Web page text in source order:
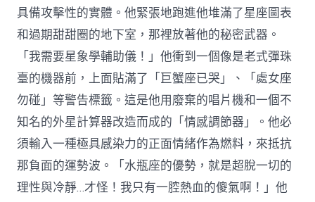
具備攻擊性的實體。他緊張地跑進他堆滿了星座圖表
和過期甜甜圈的地下室，那裡放著他的秘密武器。
「我需要星象學輔助儀！」他衝到一個像是老式彈珠
臺的機器前，上面貼滿了「巨蟹座已哭」、「處女座
勿碰」等警告標籤。這是他用廢棄的唱片機和一個不
知名的外星計算器改造而成的「情感調節器」。他必
須輸入一種極具感染力的正面情緒作為燃料，來抵抗
那負面的運勢波。「水瓶座的優勢，就是超脫一切的
理性與冷靜…才怪！我只有一腔熱血的傻氣啊！」他